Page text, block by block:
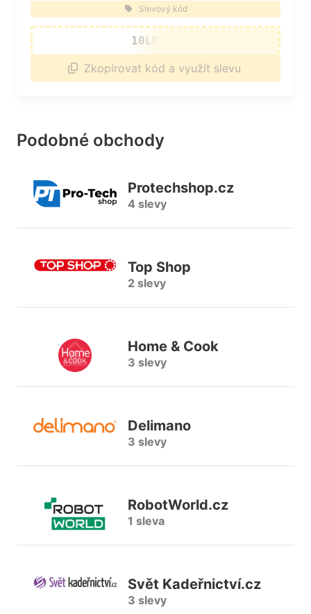
Slevový kód
10LFBRE
Zkopírovat kód a využít slevu
Podobné obchody
Protechshop.cz
4 slevy
Top Shop
2 slevy
Home & Cook
3 slevy
Delimano
3 slevy
RobotWorld.cz
1 sleva
Svět Kadeřnictví.cz
3 slevy